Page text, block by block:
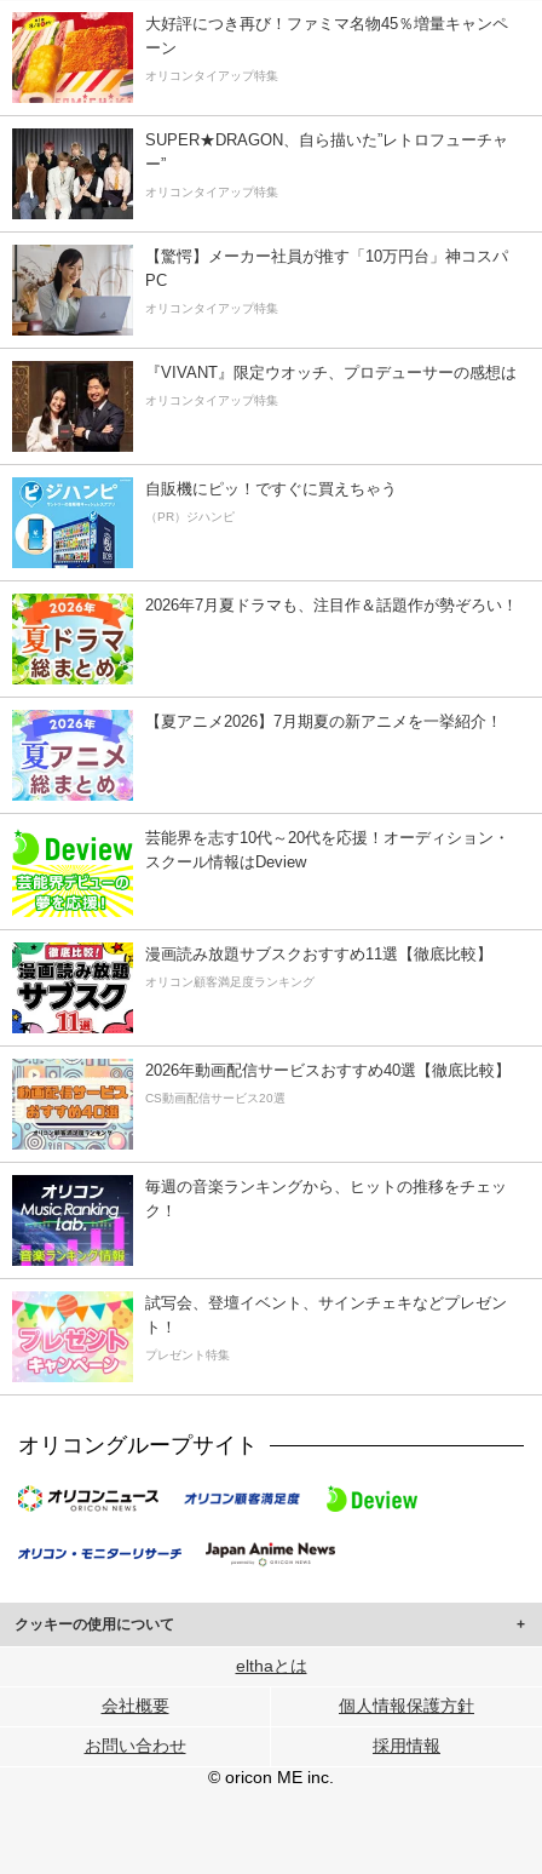
大好評につき再び！ファミマ名物45％増量キャンペ
ーン
オリコンタイアップ特集
SUPER★DRAGON、自ら描いた”レトロフューチャ
ー”
オリコンタイアップ特集
【驚愕】メーカー社員が推す「10万円台」神コスパ
PC
オリコンタイアップ特集
『VIVANT』限定ウオッチ、プロデューサーの感想は
オリコンタイアップ特集
自販機にピッ！ですぐに買えちゃう
（PR）ジハンピ
2026年7月夏ドラマも、注目作＆話題作が勢ぞろい！
【夏アニメ2026】7月期夏の新アニメを一挙紹介！
芸能界を志す10代～20代を応援！オーディション・
スクール情報はDeview
漫画読み放題サブスクおすすめ11選【徹底比較】
オリコン顧客満足度ランキング
2026年動画配信サービスおすすめ40選【徹底比較】
CS動画配信サービス20選
毎週の音楽ランキングから、ヒットの推移をチェッ
ク！
試写会、登壇イベント、サインチェキなどプレゼン
ト！
プレゼント特集
オリコングループサイト
クッキーの使用について
このサイトでは Cookie を使用して、ユーザーに合わせたコンテンツや広告の
行っています。
メディアや広告配信、データ解析の各パートナーに提供しています。
各パートナーは、この情報とユーザーが各パートナーに提供した他の情報や、
ユーザーが各パートナーのサービスを使用したときに収集した他の情報を組み
elthaとは
会社概要 個人情報保護方針
お問い合わせ
採用情報
© oricon ME inc.